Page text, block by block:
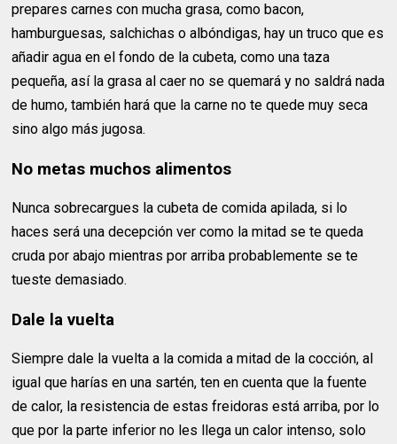
prepares carnes con mucha grasa, como bacon,
hamburguesas, salchichas o albóndigas, hay un truco que es
añadir agua en el fondo de la cubeta, como una taza
pequeña, así la grasa al caer no se quemará y no saldrá nada
de humo, también hará que la carne no te quede muy seca
sino algo más jugosa.
No metas muchos alimentos
Nunca sobrecargues la cubeta de comida apilada, si lo
haces será una decepción ver como la mitad se te queda
cruda por abajo mientras por arriba probablemente se te
tueste demasiado.
Dale la vuelta
Siempre dale la vuelta a la comida a mitad de la cocción, al
igual que harías en una sartén, ten en cuenta que la fuente
de calor, la resistencia de estas freidoras está arriba, por lo
que por la parte inferior no les llega un calor intenso, solo